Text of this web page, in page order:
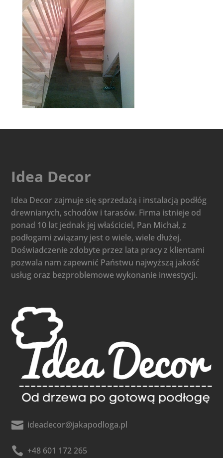
Idea Decor
Idea Decor zajmuje się sprzedażą i instalacją podłóg
drewnianych, schodów i tarasów. Firma istnieje od
ponad 10 lat jednak jej właściciel, Pan Michał, z
podłogami związany jest o wiele, wiele dłużej.
Doświadczenie zdobyte przez lata pracy z klientami
pozwala nam zapewnić Państwu najwyższą jakość
usług oraz bezproblemowe wykonanie inwestycji.
 ideadecor@jakapodloga.pl
 +48 601 172 265